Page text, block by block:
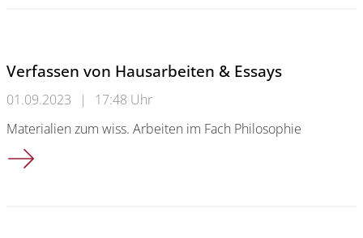
Verfassen von Hausarbeiten & Essays
01.09.2023 |
17:48 Uhr
Materialien zum wiss. Arbeiten im Fach Philosophie
Verfassen von Hausarbeiten & Essays